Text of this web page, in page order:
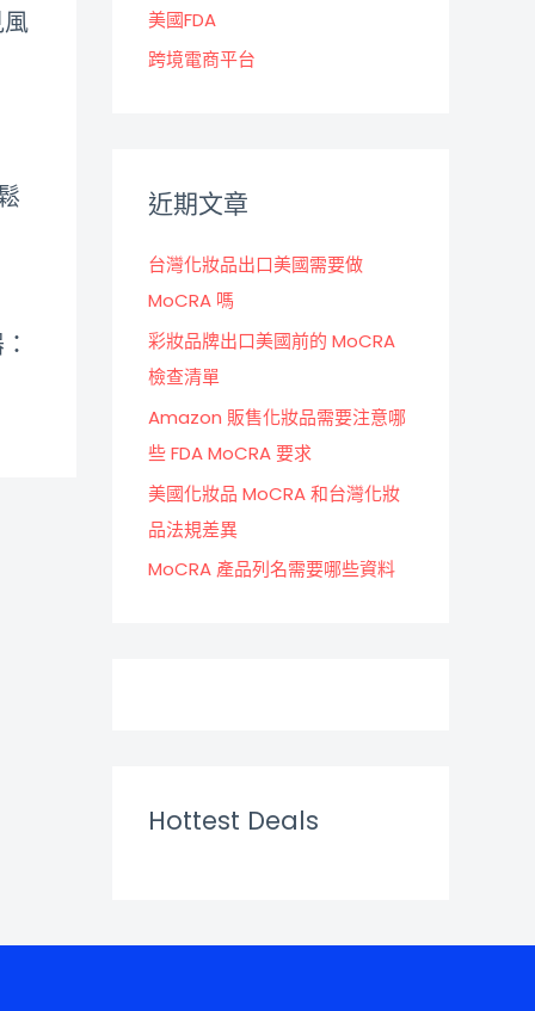
美國FDA
跨境電商平台
近期文章
台灣化妝品出口美國需要做
MoCRA 嗎
彩妝品牌出口美國前的 MoCRA
檢查清單
Amazon 販售化妝品需要注意哪
些 FDA MoCRA 要求
美國化妝品 MoCRA 和台灣化妝
品法規差異
MoCRA 產品列名需要哪些資料
Hottest Deals